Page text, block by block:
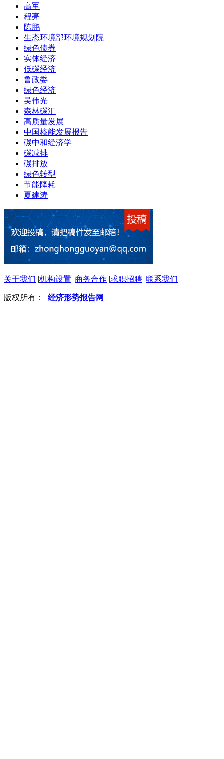
高军
程亮
陈鹏
生态环境部环境规划院
绿色债券
实体经济
低碳经济
鲁政委
绿色经济
吴伟光
森林碳汇
高质量发展
中国核能发展报告
碳中和经济学
碳减排
碳排放
绿色转型
节能降耗
夏建涛
关于我们 |机构设置 |商务合作 |求职招聘 |联系我们
版权所有： 经济形势报告网